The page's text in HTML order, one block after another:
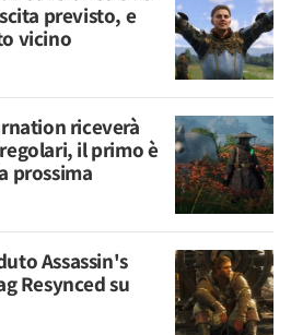
previsto, e
vicino
riceverà
il primo è
prossima
Assassin's
Resynced su